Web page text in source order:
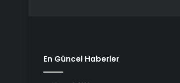
En Güncel Haberler